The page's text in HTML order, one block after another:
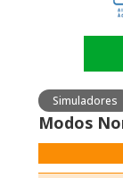
Simuladores
Modos